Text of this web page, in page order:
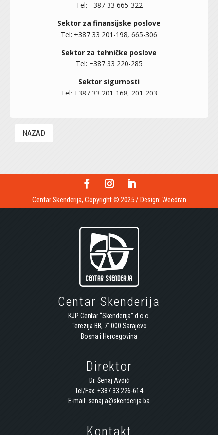
Tel: +387 33 665-322
Sektor za finansijske poslove
Tel: +387 33 201-198, 665-306
Sektor za tehničke poslove
Tel: +387 33 220-285
Sektor sigurnosti
Tel: +387 33 201-168, 201-203
NAZAD
Centar Skenderija, Copyright © 2025 / Design: Weedran
Centar Skenderija
KJP Centar “Skenderija” d.o.o.
Terezija BB, 71000 Sarajevo
Bosna i Hercegovina
Direktor
Dr. Šenaj Avdić
Tel/Fax: +387 33 226-614
E-mail: senaj.a@skenderija.ba
Kontakt